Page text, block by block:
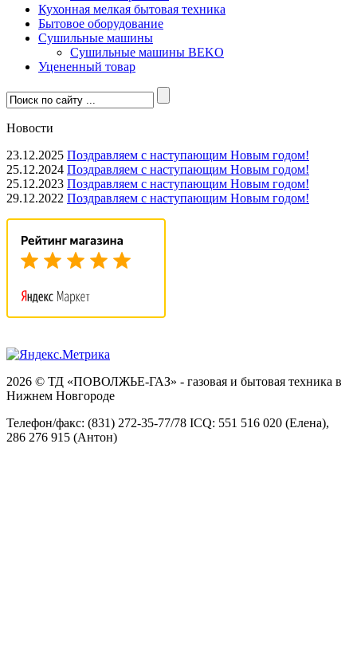
Кухонная мелкая бытовая техника
Бытовое оборудование
Сушильные машины
Сушильные машины BEKO
Уцененный товар
Новости
23.12.2025 Поздравляем с наступающим Новым годом!
25.12.2024 Поздравляем с наступающим Новым годом!
25.12.2023 Поздравляем с наступающим Новым годом!
29.12.2022 Поздравляем с наступающим Новым годом!
2026 © ТД «ПОВОЛЖЬЕ-ГАЗ» - газовая и бытовая техника в
Нижнем Новгороде
Телефон/факс: (831) 272-35-77/78 ICQ: 551 516 020 (Елена),
286 276 915 (Антон)